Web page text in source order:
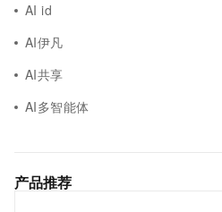
AI id
AI伊凡
AI共享
AI多智能体
产品推荐